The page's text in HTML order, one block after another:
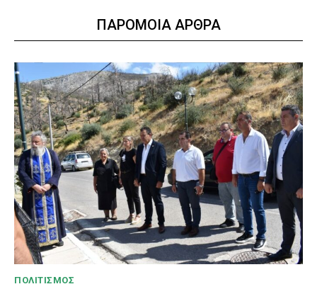
ΠΑΡΟΜΟΙΑ ΑΡΘΡΑ
ΠΟΛΙΤΙΣΜΟΣ